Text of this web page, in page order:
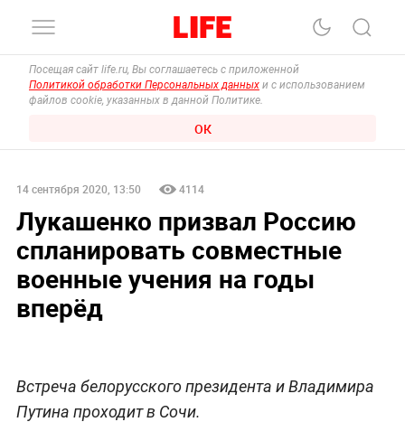
Посещая сайт life.ru, Вы соглашаетесь с приложенной
Политикой обработки Персональных данных и с использованием
файлов cookie, указанных в данной Политике.
ОК
14 сентября 2020, 13:50 4114
Лукашенко призвал Россию
спланировать совместные
военные учения на годы
вперёд
Встреча белорусского президента и Владимира
Путина проходит в Сочи.